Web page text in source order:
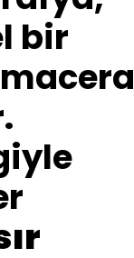
bir